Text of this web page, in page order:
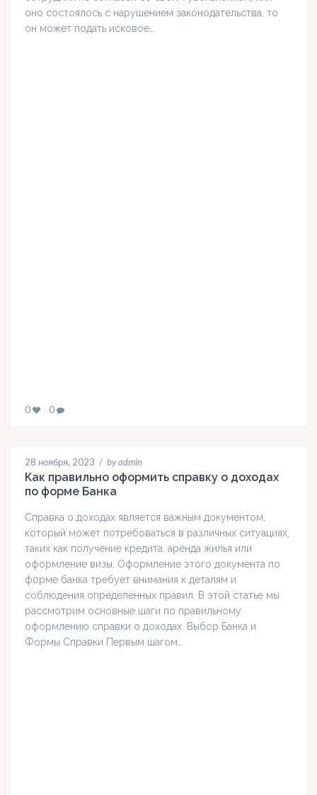
оно состоялось с нарушением законодательства, то
он может подать исковое…
0 0
28 ноября, 2023 / by admin
Как правильно оформить справку о доходах
по форме Банка
Справка о доходах является важным документом,
который может потребоваться в различных ситуациях,
таких как получение кредита, аренда жилья или
оформление визы. Оформление этого документа по
форме банка требует внимания к деталям и
соблюдения определенных правил. В этой статье мы
рассмотрим основные шаги по правильному
оформлению справки о доходах. Выбор Банка и
Формы Справки Первым шагом…